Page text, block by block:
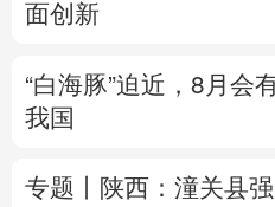
面创新
“白海豚”迫近，8月会
我国
专题丨
陕西：潼关县